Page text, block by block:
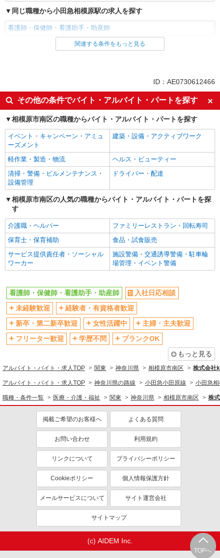
同じ職種から小田急相模原駅の求人を探す
看護師・保健師・看護助手・助産師
同じ雇用形態から小田急相模原駅の求人を探す
入社日応相談
未経験歓迎
経験者・有資格者歓迎
新卒・第二新卒歓迎
女性活躍中
主婦・主夫歓迎
フリーター歓迎
学歴不問
ブランクOK
ミドル（40代～）活躍中
エルダー（50代～）活躍中
シニア（60代～）活躍中
高収入・高額
昇給あり
完全週休2日制
フルタイム歓迎
駅直結・駅チカ
車通勤OK
バイク通勤OK
自転車通勤OK
残業少なめ（月20h未満）
交通費支給
社会保険あり
産休・育休取得実績あり
ティブなど）あり
制服貸与
研修制度あり
資格取得支援制度あり
同じ職種から求人を探す
看護師・保健師・看護助手・助産師
同じ特徴から求人を探す
未経験歓迎
ミドル（40代～）活躍中
ボーナス・賞与あり
車通勤OK
交通費支給
社会保険あり
関連する条件をもっと見る
ID：AE0730612466
その他の条件でバイト・アルバイト・パートを探す
相模原市南区の職種からバイト・アルバイト・パートを探す
イベント・キャンペーン・アミュ
ーズメント
建築・設備・アクティブワーク
軽作業・製造・物流
ヘルス・ビューティー
清掃・警備・ビルメンテナンス・
設備管理
ドライバー・配達
相模原市南区の人気の職種からバイト・アルバイト・パートを探
す
介護職・ヘルパー
ファミリーレストラン・回転寿司
保育士・保育補助
食品・試食販売
サービス提供責任者・ソーシャル
ワーカー
施設警備・交通誘導警備・駐車輪
場管理・イベント警備
TOPへ
看護師・保健師・看護助手・助産師
入社日応相談
未経験歓迎
経験者・有資格者歓迎
新卒・第二新卒歓迎
女性活躍中
主婦・主夫歓迎
フリーター歓迎
学歴不問
ブランクOK
もっと見る
アルバイト・バイト・求人TOP 関東 神奈川県 相模原市南区 株式会社
アルバイト・バイト・求人TOP 神奈川県の路線 小田急小田原線 小田急
職種・条件一覧 医療・介護・福祉 関東 神奈川県 相模原市南区 株
掲載ご希望のお客様へ よくある質問
お問い合わせ 利用規約
リンクについて プライバシーポリシー
Cookieポリシー 個人情報保護方針
メールサービスについて サイト運営会社
サイトマップ
(c) AIDEM Inc.